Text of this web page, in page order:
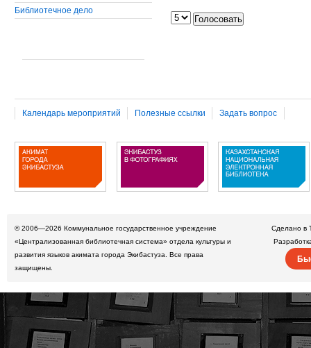
Библиотечное дело
Календарь мероприятий Полезные ссылки Задать вопрос
© 2006—2026 Коммунальное государственное учреждение
«Централизованная библиотечная система» отдела культуры и
развития языков акимата города Экибастуза. Все права
защищены.
Сделано в